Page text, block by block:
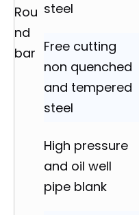
Rou
nd
bar
steel
Free cutting
non quenched
and tempered
steel
High pressure
and oil well
pipe blank